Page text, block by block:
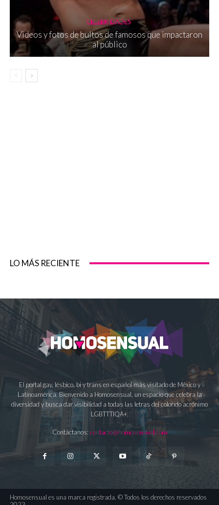
CELEBRIDADES
Videos y fotos de bultos de famosos que impactaron
al público
LO MÁS RECIENTE
El portal gay, lésbico, bi y trans en español más visitado de México y
Latinoamérica. Bienvenido a Homosensual, un espacio que celebra la
diversidad y busca dar visibilidad a todas las letras del colorido acrónimo
LGBTTTIQA+.
Contáctanos: contacto@homosensual.com
Homosensual es una marca registrada. © Todos los derechos reservados